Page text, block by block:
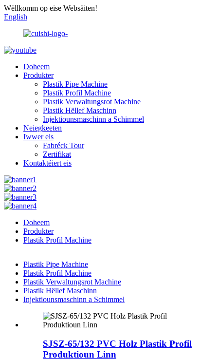
Wëllkomm op eise Websäiten!
English
Doheem
Produkter
Plastik Pipe Machine
Plastik Profil Machine
Plastik Verwaltungsrot Machine
Plastik Hëllef Maschinn
Injektiounsmaschinn a Schimmel
Neiegkeeten
Iwwer eis
Fabréck Tour
Zertifikat
Kontaktéiert eis
Doheem
Produkter
Plastik Profil Machine
Plastik Pipe Machine
Plastik Profil Machine
Plastik Verwaltungsrot Machine
Plastik Hëllef Maschinn
Injektiounsmaschinn a Schimmel
SJSZ-65/132 PVC Holz Plastik Profil
Produktioun Linn